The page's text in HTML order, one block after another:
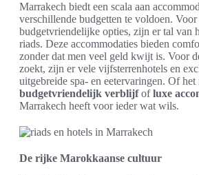
Marrakech biedt een scala aan
verschillende budgetten te voldoen.
budgetvriendelijke opties, zijn er tal van
riads. Deze accommodaties bieden
zonder dat men veel geld kwijt is. Voor
zoekt, zijn er vele vijfsterrenhotels en
uitgebreide spa- en eetervaringen. Of het
budgetvriendelijk verblijfofluxe
Marrakech heeft voor ieder wat wils.
De rijke Marokkaanse cultuur